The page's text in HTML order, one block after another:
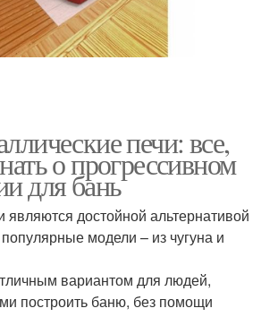
печи: все,
о прогрессивном
для бань
являются достойной альтернативой
модели – из чугуна и
вариантом для людей,
построить баню, без помощи